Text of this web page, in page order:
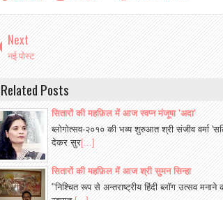
Next
नई पोस्ट
Related Posts
सितारों की महफ़िल में आज स्वप्न मंजूषा 'अदा'
ब्लोगोत्सव-२०१० की भव्य शुरुआत श्री संजीव वर्मा
देकर सुर[...]
सितारों की महफ़िल में आज श्री सुमन सिन्हा
"निश्चित रूप से अन्तराष्ट्रीय हिंदी ब्लॉग उत्सव